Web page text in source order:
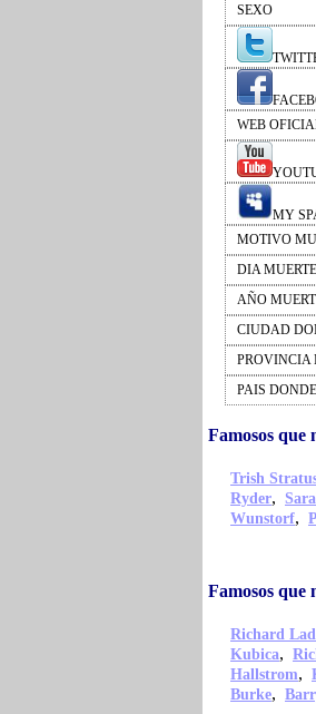
SEXO
WEB
MY
MOTIVO
DIA MUERTE
AÑO
CIUDAD
PROVINCIA
PAIS
Famosos que
Trish
Ryder,
Wunstorf,
Famosos que
Richard
Kubica,
Hallstrom,
Burke,